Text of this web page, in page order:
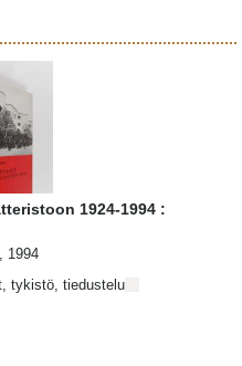
1924-1994 :
1994
tykistö, tiedustelu